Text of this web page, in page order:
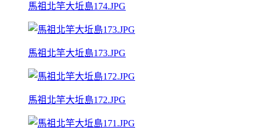
馬祖北竿大坵島174.JPG
馬祖北竿大坵島173.JPG
馬祖北竿大坵島172.JPG